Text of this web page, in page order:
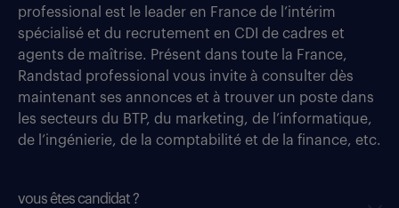
professional est le leader en France de l’intérim
spécialisé et du recrutement en CDI de cadres et
agents de maîtrise. Présent dans toute la France,
Randstad professional vous invite à consulter dès
maintenant ses annonces et à trouver un poste dans
les secteurs du BTP, du marketing, de l’informatique,
de l’ingénierie, de la comptabilité et de la finance, etc.
vous êtes candidat ?